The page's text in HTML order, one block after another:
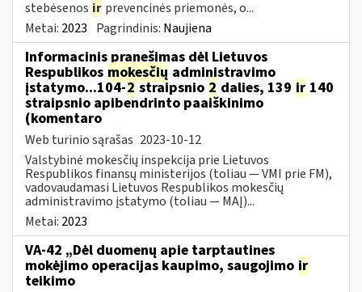
stebėsenos ir prevencinės priemonės, o...
Metai: 2023 Pagrindinis: Naujiena
Informacinis pranešimas dėl Lietuvos
Respublikos mokesčių administravimo
įstatymo...104-2straipsnio 2 dalies, 139 ir 140
straipsnio apibendrinto paaiškinimo
(komentaro
Web turinio sąrašas 2023-10-12
Valstybinė mokesčių inspekcija prie Lietuvos
Respublikos finansų ministerijos (toliau — VMI prie FM),
vadovaudamasi Lietuvos Respublikos mokesčių
administravimo įstatymo (toliau — MAĮ)...
Metai: 2023
VA-42 „Dėl duomenų apie tarptautines
mokėjimo operacijas kaupimo, saugojimo ir
teikimo